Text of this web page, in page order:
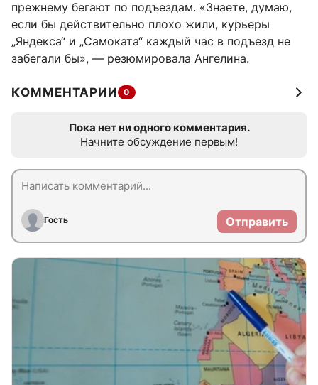
прежнему бегают по подъездам. «Знаете, думаю,
если бы действительно плохо жили, курьеры
„Яндекса“ и „Самоката“ каждый час в подъезд не
забегали бы», — резюмировала Ангелина.
КОММЕНТАРИИ 0
Пока нет ни одного комментария.
Начните обсуждение первым!
Гость Отправить